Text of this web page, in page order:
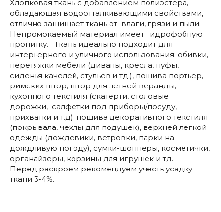
Хлопковая ткань с добавлением полиэстера,
обладающая водоотталкивающими свойствами,
отлично защищает ткань от влаги, грязи и пыли.
Непромокаемый материал имеет гидрофобную
пропитку. Ткань идеально подходит для
интерьерного и уличного использования: обивки,
перетяжки мебели (диваны, кресла, пуфы,
сиденья качелей, стульев и тд.), пошива портьер,
римских штор, штор для летней веранды,
кухонного текстиля (скатерти, столовые
дорожки, салфетки под приборы/посуду,
прихватки и т.д), пошива декоративного текстиля
(покрывала, чехлы для подушек), верхней легкой
одежды (дождевики, ветровки, парки на
дождливую погоду), сумки-шопперы, косметички,
органайзеры, корзины для игрушек и тд.
Перед раскроем рекомендуем учесть усадку
ткани 3-4%.